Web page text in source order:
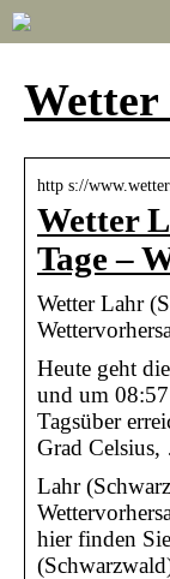
Wetter
http s://
Wetter
Tage –
Wetter Lahr
Heute geht
und um
Tagsüber
Grad
Lahr
hier finden